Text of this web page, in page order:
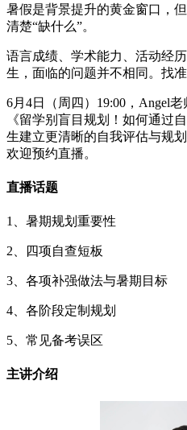
暑假是背景提升的黄金窗口，
清楚“缺什么”。
语言成绩、学术能力、活动经
生，面临的问题并不相同。找
6月4日（周四）19:00，Angel
《留学别盲目规划！如何通过
生建立更清晰的自我评估与规
欢迎预约直播。
直播话题
1、暑期规划重要性
2、四项自查短板
3、各项补强做法与暑期目标
4、各阶段定制规划
5、常见备考误区
主讲介绍